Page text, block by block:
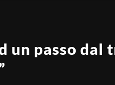
un passo dal